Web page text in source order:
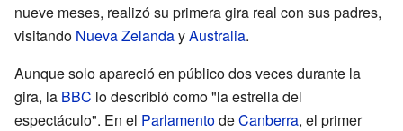
nueve meses, realizó su primera gira real con sus padres,
visitando Nueva ZelandayAustralia.
Aunque solo apareció en público dos veces durante la
gira, la BBC lo describió como "la estrella del
espectáculo". En el ParlamentodeCanberra, el primer